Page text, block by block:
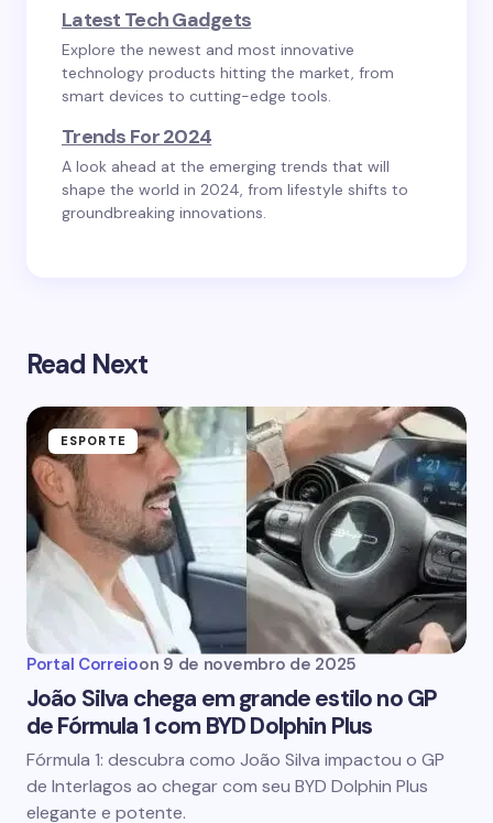
Latest Tech Gadgets
Explore the newest and most innovative
technology products hitting the market, from
smart devices to cutting-edge tools.
Trends For 2024
A look ahead at the emerging trends that will
shape the world in 2024, from lifestyle shifts to
groundbreaking innovations.
Read Next
ESPORTE
Portal Correioon 9 de novembro de 2025
João Silva chega em grande estilo no GP
de Fórmula 1 com BYD Dolphin Plus
Fórmula 1: descubra como João Silva impactou o GP
de Interlagos ao chegar com seu BYD Dolphin Plus
elegante e potente.